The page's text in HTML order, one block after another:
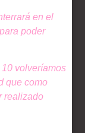
en el
poder
volveríamos
que como
realizado